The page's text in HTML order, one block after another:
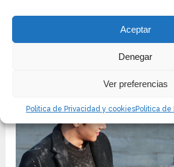
Aceptar
Denegar
Ver preferencias
Politica de Privacidad y cookiesPolitica
Young Shin no termina de
misma empieza a explicar de
la situación. Ver:Youre Beautiful.